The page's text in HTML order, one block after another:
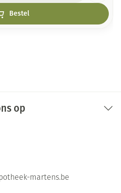
Bestel
op
martens.be